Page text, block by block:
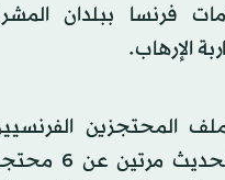
فرنسا ببلدان
الإرهاب.
المحتجزين
ماكرون أخطأ